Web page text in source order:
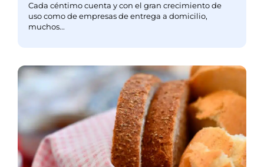
Cada céntimo cuenta y con el gran crecimiento de
uso como de empresas de entrega a domicilio,
muchos...